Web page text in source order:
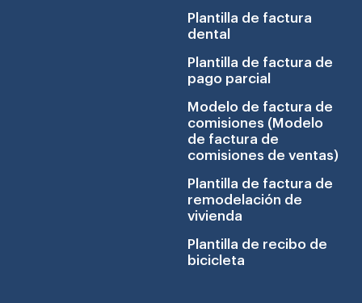
Plantilla de factura
dental
Plantilla de factura de
pago parcial
Modelo de factura de
comisiones (Modelo
de factura de
comisiones de ventas)
Plantilla de factura de
remodelación de
vivienda
Plantilla de recibo de
bicicleta